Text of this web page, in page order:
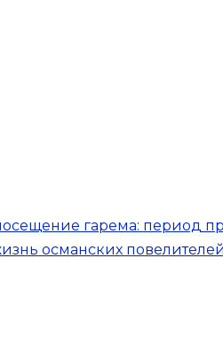
гарема: период
османских